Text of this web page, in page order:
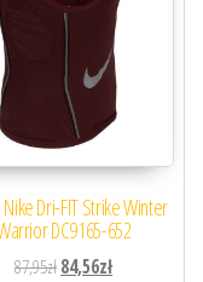
Dri-FIT Strike Winter
DC9165-652
87,95złPierwotna cena
84,56złAktualna cena